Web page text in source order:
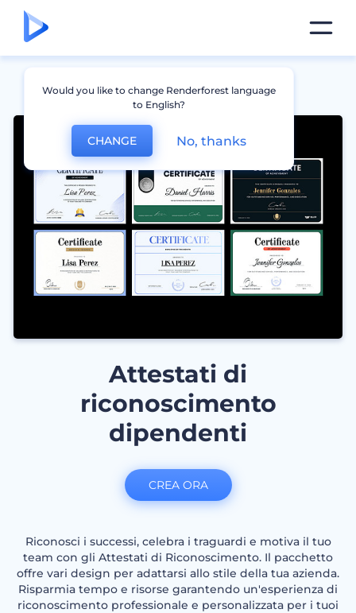
Attestati di
riconoscimento
dipendenti
Riconosci i successi, celebra i traguardi e motiva il tuo
team con gli Attestati di Riconoscimento. Il pacchetto
offre vari design per adattarsi allo stile della tua azienda.
Risparmia tempo e risorse garantendo un'esperienza di
riconoscimento professionale e personalizzata per i tuoi
CREA ORA
Would you like to change Renderforest language
to English?
CHANGE No, thanks